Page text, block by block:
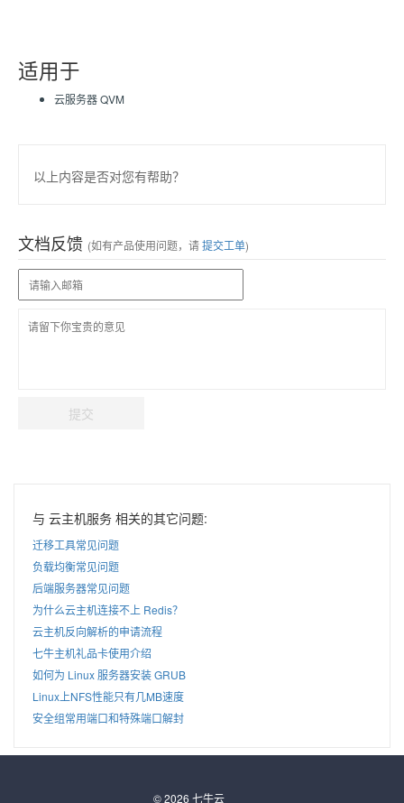
适用于
云服务器 QVM
以上内容是否对您有帮助？
文档反馈 (如有产品使用问题，请提交工单)
提交
与 云主机服务 相关的其它问题:
迁移工具常见问题
负载均衡常见问题
后端服务器常见问题
为什么云主机连接不上 Redis？
云主机反向解析的申请流程
七牛主机礼品卡使用介绍
如何为 Linux 服务器安装 GRUB
Linux上NFS性能只有几MB速度
安全组常用端口和特殊端口解封
© 2026 七牛云